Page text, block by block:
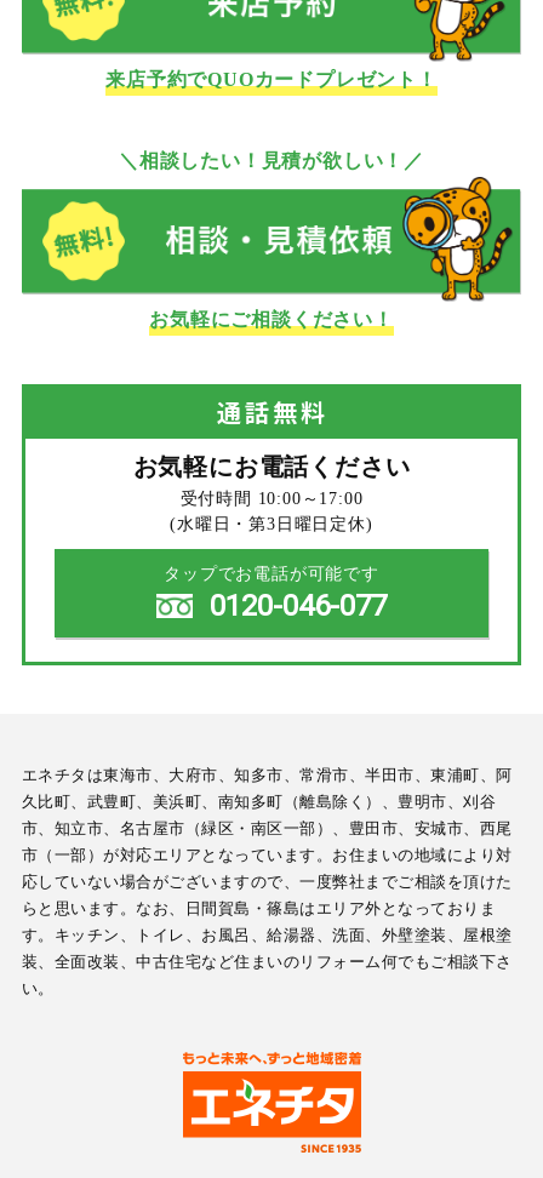
来店予約でQUOカードプレゼント！
＼相談したい！見積が欲しい！／
お気軽にご相談ください！
通話無料
お気軽にお電話ください
受付時間 10:00～17:00
(水曜日・第3日曜日定休)
タップでお電話が可能です
0120-046-077
エネチタは東海市、大府市、知多市、常滑市、半田市、東浦町、阿
久比町、武豊町、美浜町、南知多町（離島除く）、豊明市、刈谷
市、知立市、名古屋市（緑区・南区一部）、豊田市、安城市、西尾
市（一部）が対応エリアとなっています。お住まいの地域により対
応していない場合がございますので、一度弊社までご相談を頂けた
らと思います。なお、日間賀島・篠島はエリア外となっておりま
す。キッチン、トイレ、お風呂、給湯器、洗面、外壁塗装、屋根塗
装、全面改装、中古住宅など住まいのリフォーム何でもご相談下さ
い。